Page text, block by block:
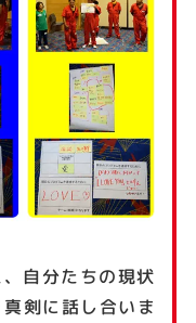
自分たちの現状
剣に話し合いま